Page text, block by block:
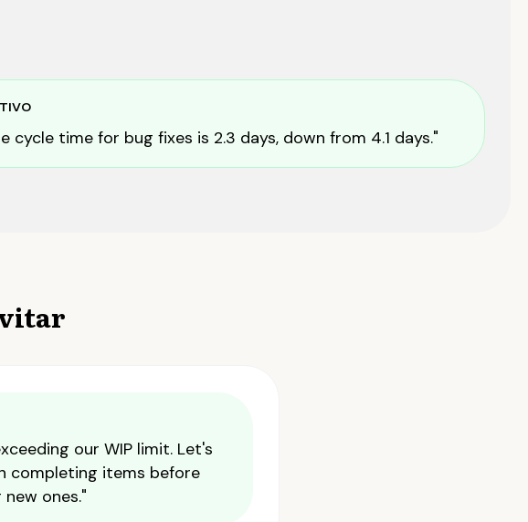
cycle time for bug fixes is 2.3 days, down from 4.1 days."
our WIP limit. Let's
completing items before
ones."